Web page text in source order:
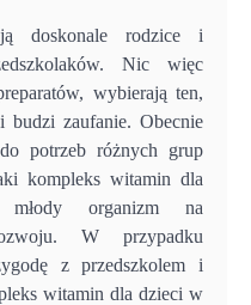
doskonale rodzice i
Nic więc
wybierają ten,
zaufanie. Obecnie
potrzeb różnych grup
kompleks witamin dla
organizm na
W przypadku
z przedszkolem i
witamin dla dzieci w